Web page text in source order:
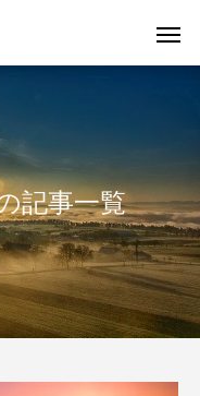
記事一覧